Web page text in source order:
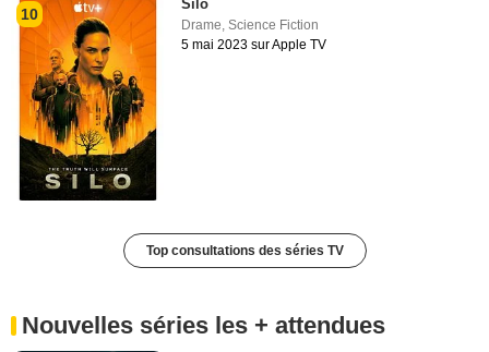
10
Silo
Drame ,Science Fiction
5 mai 2023 sur Apple TV
Top consultations des séries TV
Nouvelles séries les + attendues